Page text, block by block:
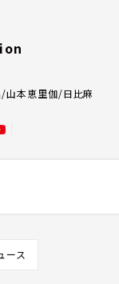
山本恵里伽/日比麻
ース